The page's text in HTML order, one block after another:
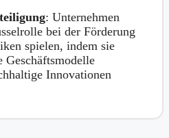
: Unternehmen
bei der Förderung
spielen, indem sie
Innovationen